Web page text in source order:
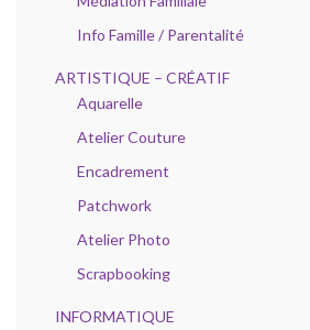
Info Famille / Parentalité
ARTISTIQUE – CRÉATIF
Aquarelle
Atelier Couture
Encadrement
Patchwork
Atelier Photo
Scrapbooking
INFORMATIQUE